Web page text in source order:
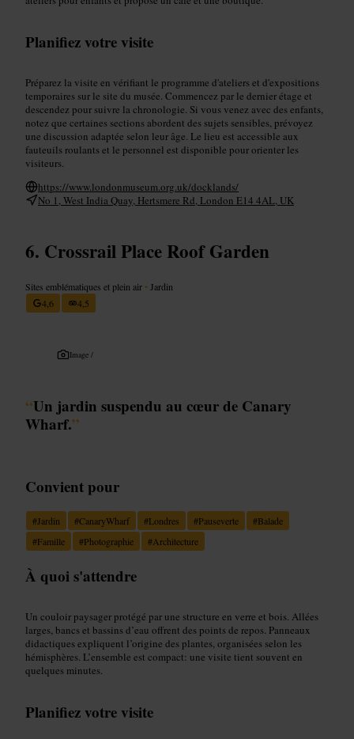
Planifiez votre visite
Préparez la visite en vérifiant le programme d'ateliers et d'expositions
temporaires sur le site du musée. Commencez par le dernier étage et
descendez pour suivre la chronologie. Si vous venez avec des enfants,
notez que certaines sections abordent des sujets sensibles, prévoyez
une discussion adaptée selon leur âge. Le lieu est accessible aux
fauteuils roulants et le personnel est disponible pour orienter les
visiteurs.
https://www.londonmuseum.org.uk/docklands/
No 1, West India Quay, Hertsmere Rd, London E14 4AL, UK
Crossrail Place Roof Garden
Sites emblématiques et plein air • Jardin
4,6
4,5
Image /
“Un jardin suspendu au cœur de Canary
Wharf.”
Convient pour
#Jardin #CanaryWharf #Londres #Pauseverte #Balade
#Famille #Photographie #Architecture
À quoi s'attendre
Un couloir paysager protégé par une structure en verre et bois. Allées
larges, bancs et bassins d’eau offrent des points de repos. Panneaux
didactiques expliquent l’origine des plantes, organisées selon les
hémisphères. L’ensemble est compact: une visite tient souvent en
quelques minutes.
Planifiez votre visite